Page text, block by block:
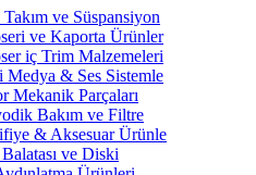
ve Süspansiyon
ve Kaporta Ürünler
iç Trim Malzemeleri
& Ses Sistemle
Mekanik Parçaları
Bakım ve Filtre
& Aksesuar Ürünle
ve Diski